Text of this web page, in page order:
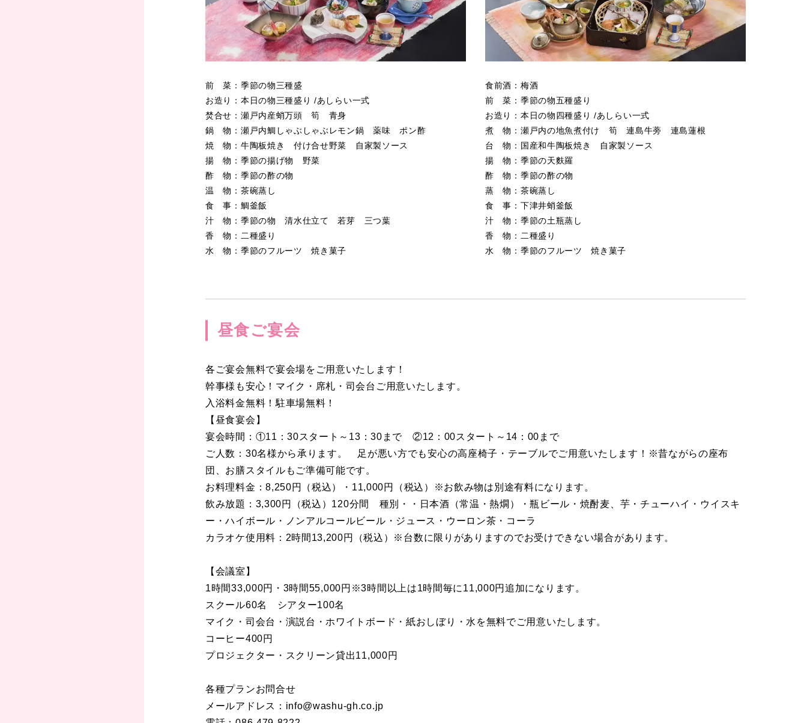
前 菜：季節の物三種盛
お造り：本日の物三種盛り /あしらい一式
焚合せ：瀬戸内産蛸万頭 筍 青身
鍋 物：瀬戸内鯛しゃぶしゃぶレモン鍋 薬味 ポン酢
焼 物：牛陶板焼き 付け合せ野菜 自家製ソース
揚 物：季節の揚げ物 野菜
酢 物：季節の酢の物
温 物：茶碗蒸し
食 事：鯛釜飯
汁 物：季節の物 清水仕立て 若芽 三つ葉
香 物：二種盛り
水 物：季節のフルーツ 焼き菓子
食前酒：梅酒
前 菜：季節の物五種盛り
お造り：本日の物四種盛り /あしらい一式
煮 物：瀬戸内の地魚煮付け 筍 連島牛蒡 連島蓮根
台 物：国産和牛陶板焼き 自家製ソース
揚 物：季節の天麩羅
酢 物：季節の酢の物
蒸 物：茶碗蒸し
食 事：下津井蛸釜飯
汁 物：季節の土瓶蒸し
香 物：二種盛り
水 物：季節のフルーツ 焼き菓子
昼食ご宴会
各ご宴会無料で宴会場をご用意いたします！
幹事様も安心！マイク・席札・司会台ご用意いたします。
入浴料金無料！駐車場無料！
【昼食宴会】
宴会時間：①11：30スタート～13：30まで ②12：00スタート～14：00まで
ご人数：30名様から承ります。 足が悪い方でも安心の高座椅子・テーブルでご用意いたします！※昔ながらの座布
団、お膳スタイルもご準備可能です。
お料理料金：8,250円（税込）・11,000円（税込）※お飲み物は別途有料になります。
飲み放題：3,300円（税込）120分間 種別・・日本酒（常温・熱燗）・瓶ビール・焼酎麦、芋・チューハイ・ウイスキ
ー・ハイボール・ノンアルコールビール・ジュース・ウーロン茶・コーラ
カラオケ使用料：2時間13,200円（税込）※台数に限りがありますのでお受けできない場合があります。
【会議室】
1時間33,000円・3時間55,000円※3時間以上は1時間毎に11,000円追加になります。
スクール60名 シアター100名
マイク・司会台・演説台・ホワイトボード・紙おしぼり・水を無料でご用意いたします。
コーヒー400円
プロジェクター・スクリーン貸出11,000円
各種プランお問合せ
メールアドレス：info@washu-gh.co.jp